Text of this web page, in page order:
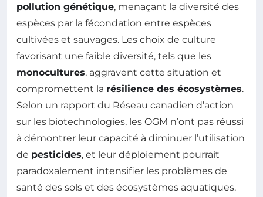
pollution génétique, menaçant la diversité des
espèces par la fécondation entre espèces
cultivées et sauvages. Les choix de culture
favorisant une faible diversité, tels que les
monocultures, aggravent cette situation et
compromettent la résilience des écosystèmes.
Selon un rapport du Réseau canadien d’action
sur les biotechnologies, les OGM n’ont pas réussi
à démontrer leur capacité à diminuer l’utilisation
de pesticides, et leur déploiement pourrait
paradoxalement intensifier les problèmes de
santé des sols et des écosystèmes aquatiques.